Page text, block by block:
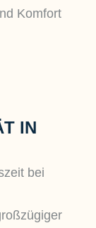
Komfort
IN
bei